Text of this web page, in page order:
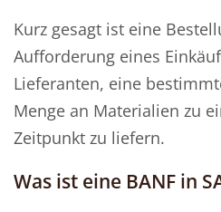
Kurz gesagt ist eine
Aufforderung eines
Lieferanten, eine
Menge an Materialien zu
Zeitpunkt zu liefern.
Was ist eine BANF in